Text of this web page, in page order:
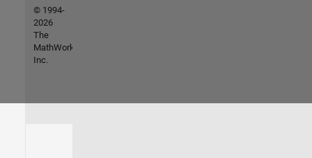
© 1994-
2026
The
MathWorks,
Inc.